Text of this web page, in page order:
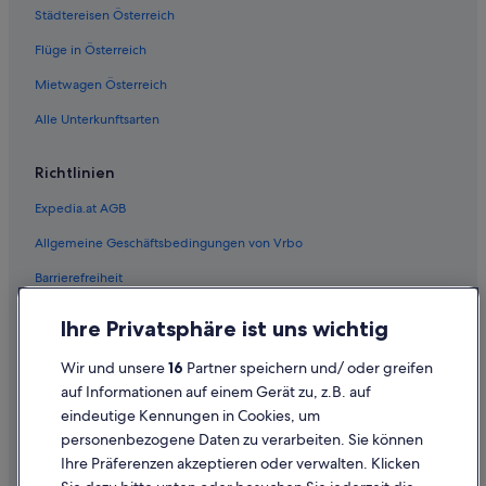
Hotels nahe Bahnhof Selzthal
Wohnungen in Bahnhof Selzthal
Hotels nahe Bahnhof Wörschach Schwefelbad
Hotels mit Pool in Irdning
Cottages in Lassing
Günstige in Lassing
Lassing Hotels
Hütten in Lassing
Ferienwohnungen in Liezen
Ferienwohnungen in Liezen
B&B in Liezen
Städtereisen Österreich
Flüge in Österreich
Mietwagen Österreich
Alle Unterkunftsarten
Richtlinien
Expedia.at AGB
Allgemeine Geschäftsbedingungen von Vrbo
Barrierefreiheit
Rechtliche Hinweise/Kontakt
Inhaltsrichtlinien und Melden von Inhalten
Ihre Privatsphäre ist uns wichtig
Wir und unsere16 Partner speichern und/ oder greifen
auf Informationen auf einem Gerät zu, z.B. auf
eindeutige Kennungen in Cookies, um
personenbezogene Daten zu verarbeiten. Sie können
Ihre Präferenzen akzeptieren oder verwalten. Klicken